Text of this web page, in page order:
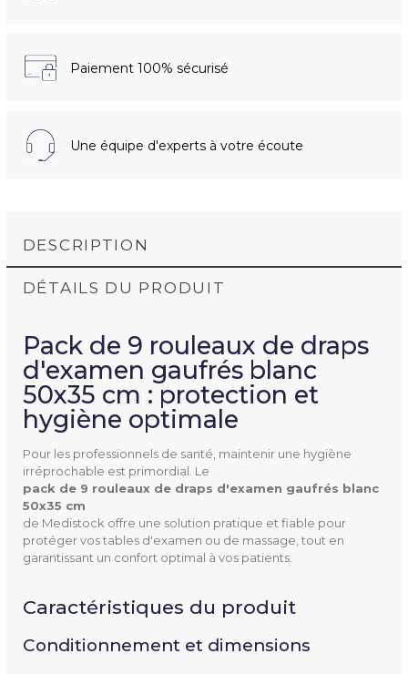
Paiement 100% sécurisé
Une équipe d'experts à votre écoute
DESCRIPTION
DÉTAILS DU PRODUIT
Pack de 9 rouleaux de draps
d'examen gaufrés blanc
50x35 cm : protection et
hygiène optimale
Pour les professionnels de santé, maintenir une hygiène
irréprochable est primordial. Le
pack de 9 rouleaux de draps d'examen gaufrés blanc
50x35 cm
de Medistock offre une solution pratique et fiable pour
protéger vos tables d'examen ou de massage, tout en
garantissant un confort optimal à vos patients.
Caractéristiques du produit
Conditionnement et dimensions
RéférenceJ10103
Dimensions 50 x 35 cm
Unités Par Rouleau 121 feuillets